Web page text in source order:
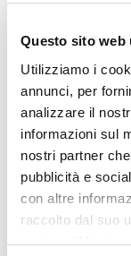
Questo sito web
Utilizziamo i
annunci, per
analizzare il
informazioni sul
nostri partner
pubblicità e
con altre
raccolto dal suo
sezione "Mostra
Panna
Verniciatura
Verniciatura
Impilabile
No
Imbottitura
Si
Materiale
Schiuma
CODICE:KL-PLTB